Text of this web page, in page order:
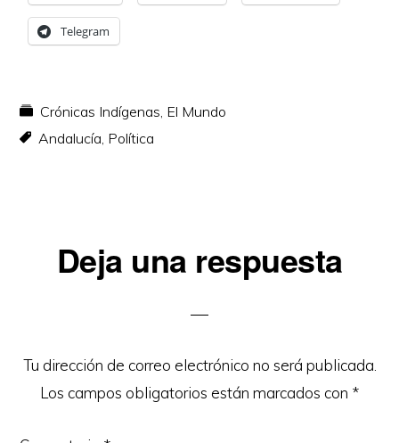
Telegram
Crónicas Indígenas, El Mundo
Andalucía, Política
Interacciones
lectores
Deja una respuesta
Tu dirección de correo electrónico no será publicada.
Los campos obligatorios están marcados con *